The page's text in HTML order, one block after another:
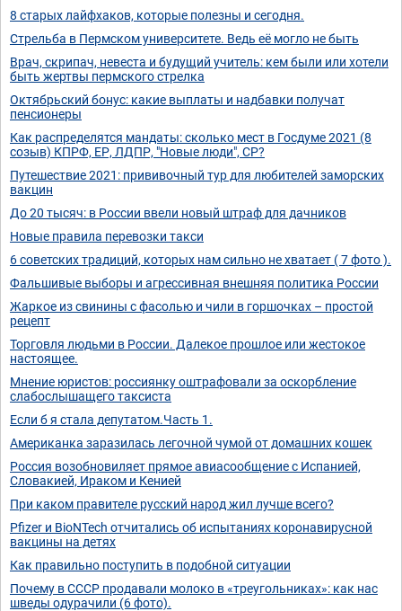
8 старых лайфхаков, которые полезны и сегодня.
Стрельба в Пермском университете. Ведь её могло не быть
Врач, скрипач, невеста и будущий учитель: кем были или хотели
быть жертвы пермского стрелка
Октябрьский бонус: какие выплаты и надбавки получат
пенсионеры
Как распределятся мандаты: сколько мест в Госдуме 2021 (8
созыв) КПРФ, ЕР, ЛДПР, "Новые люди", СР?
Путешествие 2021: прививочный тур для любителей заморских
вакцин
До 20 тысяч: в России ввели новый штраф для дачников
Новые правила перевозки такси
6 советских традиций, которых нам сильно не хватает ( 7 фото ).
Фальшивые выборы и агрессивная внешняя политика России
Жаркое из свинины с фасолью и чили в горшочках – простой
рецепт
Торговля людьми в России. Далекое прошлое или жестокое
настоящее.
Мнение юристов: россиянку оштрафовали за оскорбление
слабослышащего таксиста
Если б я стала депутатом.Часть 1.
Американка заразилась легочной чумой от домашних кошек
Россия возобновиляет прямое авиасообщение с Испанией,
Словакией, Ираком и Кенией
При каком правителе русский народ жил лучше всего?
Pfizer и BioNTech отчитались об испытаниях коронавирусной
вакцины на детях
Как правильно поступить в подобной ситуации
Почему в СССР продавали молоко в «треугольниках»: как нас
шведы одурачили (6 фото).